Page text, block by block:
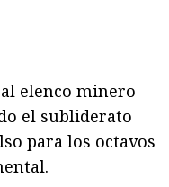
elenco minero
el subliderato
para los octavos